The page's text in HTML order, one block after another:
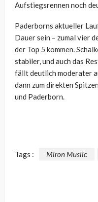
Aufstiegsrennen noch
Paderborns aktueller
Dauer sein – zumal vier
der Top 5 kommen.
stabiler, und auch das
fällt deutlich moderater
dann zum direkten
und Paderborn.
Tags : Miron Muslic